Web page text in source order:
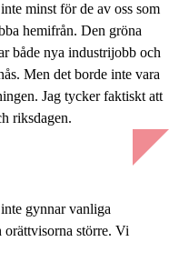
minst för de av oss som
hemifrån. Den gröna
både nya industrijobb och
Men det borde inte vara
Jag tycker faktiskt att
riksdagen.
gynnar vanliga
större. Vi